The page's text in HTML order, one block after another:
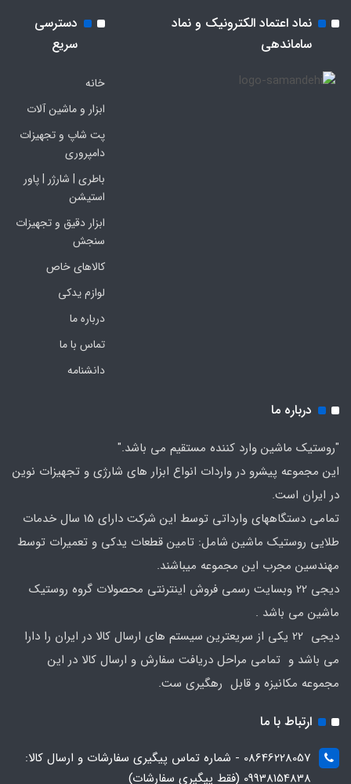
نماد اعتماد الکترونیک و نماد
ساماندهی
دسترسی
سریع
خانه
ابزار و ماشین آلات
پت شاپ و تجهیزات
دامپروری
باطری | شارژر | پاور
استیشن
ابزار دقیق و تجهیزات
سنجش
کالاهای خاص
لوازم یدکی
درباره ما
تماس با ما
دانشنامه
درباره ما
"روستیک ماشین وارد کننده مستقیم می باشد."
این مجموعه پیشرو در واردات انواع ابزار های شارژی و تجهیزات نوین
در ایران است.
تمامی دستگاههای وارداتی توسط این شرکت دارای 15 سال خدمات
طلایی روستیک ماشین شامل: تامین قطعات یدکی و تعمیرات توسط
مهندسین مجرب این مجموعه میباشند.
دیجی 22 وبسایت رسمی فروش اینترنتی محصولات گروه روستیک
ماشین می باشد .
دیجی 22 یکی از سریعترین سیستم های ارسال کالا در ایران را دارا
می باشد و تمامی مراحل دریافت سفارش و ارسال کالا در این
مجموعه مکانیزه و قابل رهگیری ست.
ارتباط با ما
08646228057 - شماره تماس پیگیری سفارشات و ارسال کالا:
09938154838 (فقط پیگیری سفارشات)